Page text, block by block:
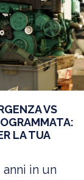
VS
LA TUA
in un